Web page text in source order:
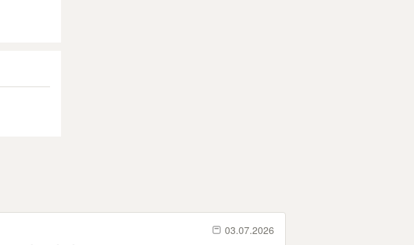
03.07.2026